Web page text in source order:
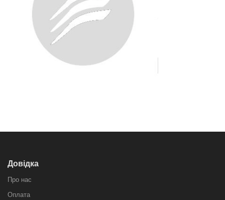
Довідка
Про нас
Оплата